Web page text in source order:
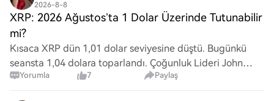
2026-8-8
XRP: 2026 Ağustos’ta 1 Dolar Üzerinde Tutunabilir
mi?
Kısaca XRP dün 1,01 dolar seviyesine düştü. Bugünkü
seansta 1,04 dolara toparlandı. Çoğunluk Lideri John
Thune, Senato tatile çıkmadan önce CLARITY Act için
Yorumla 7 Paylaş